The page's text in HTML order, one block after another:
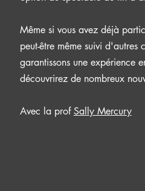
Même si vous avez déjà
peut-être même suivi d'autres
garantissons une expérience
découvrirez de nombreux
Avec la profSally Mercury